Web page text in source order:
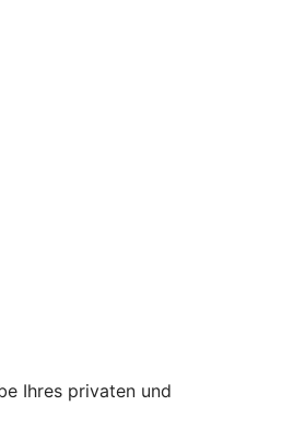
Ihres privaten und